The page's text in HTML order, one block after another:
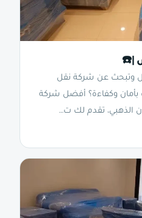
|☎️
وتبحث عن شركة نقل
بأمان وكفاءة؟ أفضل شركة
الذهبي، تقدم لك ت…